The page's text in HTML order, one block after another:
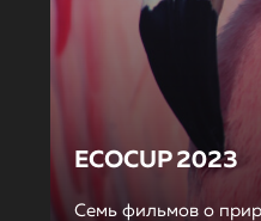
ECOCUP 2023
Семь фильмов о